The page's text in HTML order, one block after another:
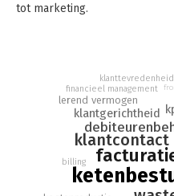
tot marketing.
tot substantiële besparingen.
en een heldere
klantcontacten aanzienlijk te
Het boek reikt verder dan
een verfrissende aanvulling
beschikbaar is over credit
visie op de aansturing van
klantcontact
klantgerichtheid
lerend vermogen
financieel management
klanttevredenheid
billing